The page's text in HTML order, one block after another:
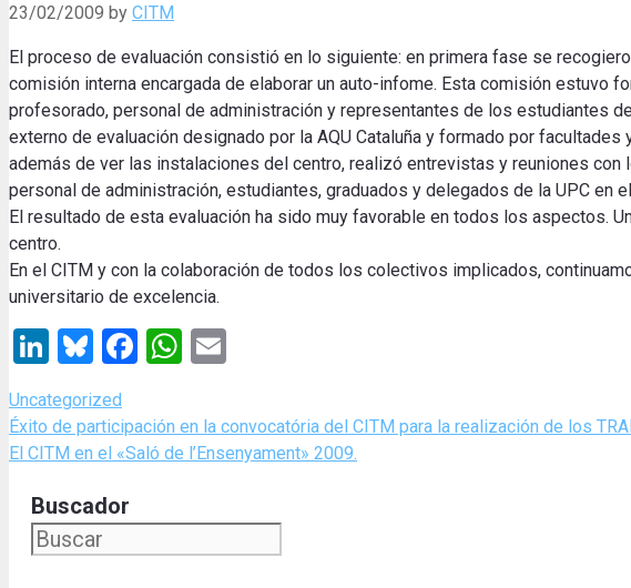
23/02/2009 by CITM
El proceso de evaluación consistió en lo siguiente: en primera fase se
comisión interna encargada de elaborar un auto-infome. Esta comisión estuvo
profesorado, personal de administración y representantes de los estudiantes
externo de evaluación designado por la AQU Cataluña y formado por
además de ver las instalaciones del centro, realizó entrevistas y reuniones
personal de administración, estudiantes, graduados y delegados de la UPC en
El resultado de esta evaluación ha sido muy favorable en todos los aspectos.
centro.
En el CITM y con la colaboración de todos los colectivos implicados,
universitario de excelencia.
LinkedIn
Bluesky
Facebook
WhatsApp
Categories
Uncategorized
Éxito de participación en la convocatória del CITM para la realización de los
El CITM en el «Saló de l’Ensenyament» 2009.
Buscador